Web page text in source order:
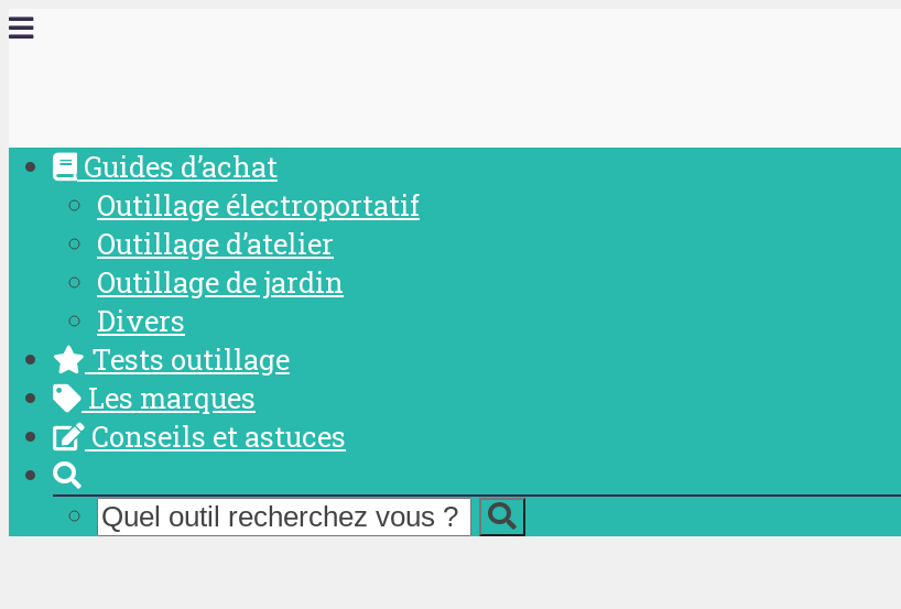
Guides d’achat
Outillage électroportatif
Outillage d’atelier
Outillage de jardin
Divers
Tests outillage
Les marques
Conseils et astuces